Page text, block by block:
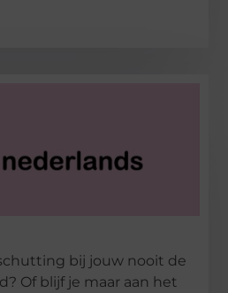
bij jouw nooit de
Of blijf je maar aan het